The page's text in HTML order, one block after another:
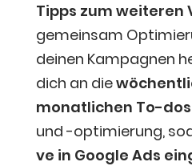
Tipps zum wei­te­ren
gemein­sam
dei­nen Kam­pa­gnen
dich an die
monat­li­chen To-dos
und -opti­mie­rung,
ve in Goog­le Ads